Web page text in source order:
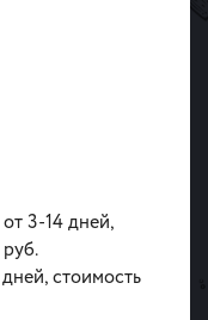
3-14 дней,
стоимость